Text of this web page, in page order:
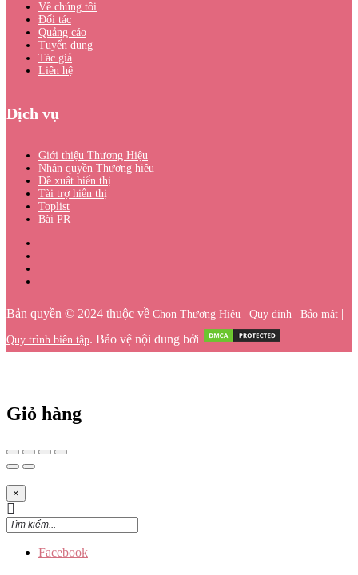
Về chúng tôi
Đối tác
Quảng cáo
Tuyển dụng
Tác giả
Liên hệ
Dịch vụ
Giới thiệu Thương Hiệu
Nhận quyền Thương hiệu
Đề xuất hiển thị
Tài trợ hiển thị
Toplist
Bài PR
Bản quyền © 2024 thuộc về Chọn Thương Hiệu | Quy định | Bảo mật |
Quy trình biên tập. Bảo vệ nội dung bởi
Giỏ hàng
×
Facebook